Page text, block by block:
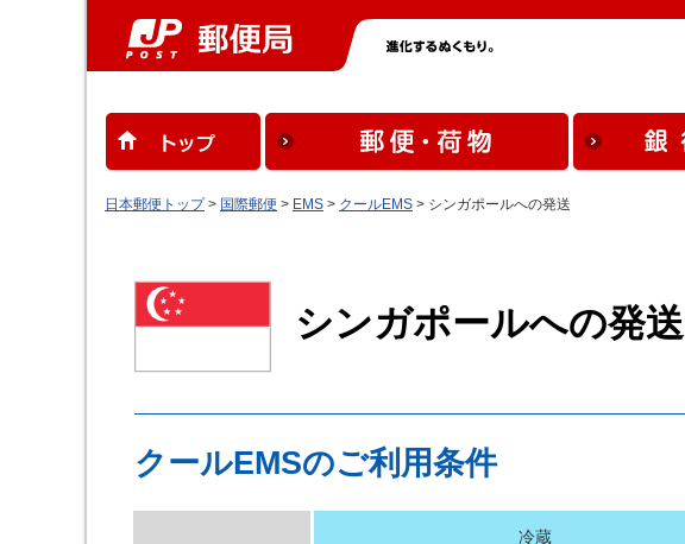
日本郵便トップ> 国際郵便 > EMS > クールEMS > シンガポールへの発送
シンガポールへの発送
クールEMSのご利用条件
冷蔵